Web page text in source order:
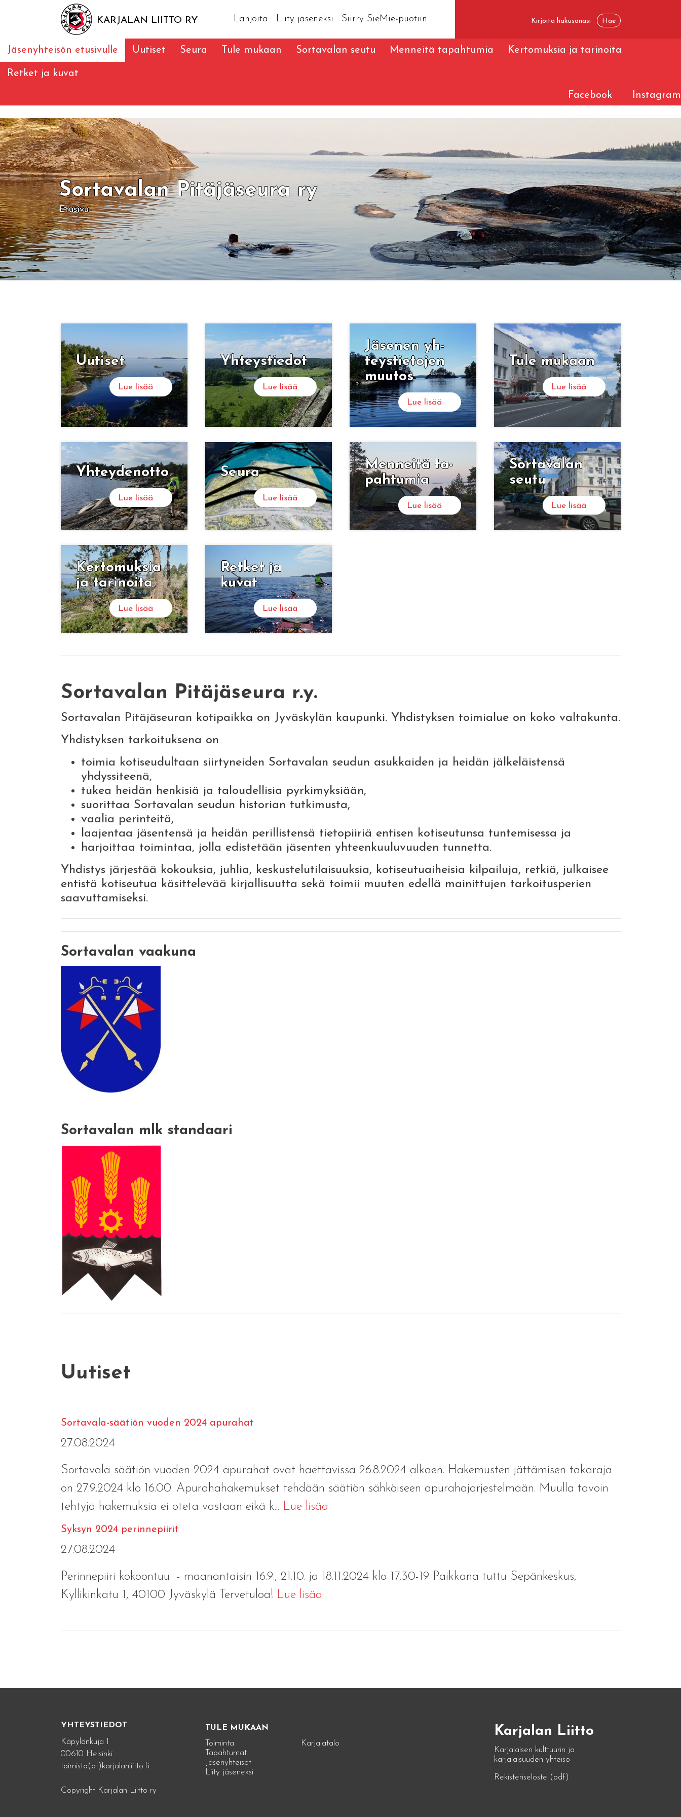
KARJALAN LIITTO RY Lahjoita Liity jäseneksi Siirry SieMie-puotiin
Jäsenyhteisön etusivulle Uutiset Seura Tule mukaan Sortavalan seutu Menneitä tapahtumia Kertomuksia ja tarinoita
Retket ja kuvat
Facebook Instagram
Sortavalan Pitäjäseura ry
Etusivu
Sortavalan Pitäjäseura ry
Tervetuloa Sortavalan seudun kauniisiin maisemiin ja
karjalaisten lämminhenkiseen joukkoon!
Lue lisää
Uu­ti­set
Lue lisää
Yh­teys­tie­dot
Lue lisää
Jä­se­nen yh­
teys­tie­to­jen
muu­tos
Lue lisää
Tule mu­kaan
Lue lisää
Yh­tey­den­ot­to
Lue lisää
Seura
Lue lisää
Men­nei­tä ta­
pah­tu­mia
Lue lisää
Sor­ta­va­lan
seutu
Lue lisää
Ker­to­muk­sia
ja ta­ri­noi­ta
Lue lisää
Ret­ket ja
kuvat
Lue lisää
Sortavalan Pitäjäseura r.y.
Sortavalan Pitäjäseuran kotipaikka on Jyväskylän kaupunki. Yhdistyksen toimialue on koko valtakunta.
Yhdistyksen tarkoituksena on
toimia kotiseudultaan siirtyneiden Sortavalan seudun asukkaiden ja heidän jälkeläistensä
yhdyssiteenä,
tukea heidän henkisiä ja taloudellisia pyrkimyksiään,
suorittaa Sortavalan seudun historian tutkimusta,
vaalia perinteitä,
laajentaa jäsentensä ja heidän perillistensä tietopiiriä entisen kotiseutunsa tuntemisessa ja
harjoittaa toimintaa, jolla edistetään jäsenten yhteenkuuluvuuden tunnetta.
Yhdistys järjestää kokouksia, juhlia, keskustelutilaisuuksia, kotiseutuaiheisia kilpailuja, retkiä, julkaisee
entistä kotiseutua käsittelevää kirjallisuutta sekä toimii muuten edellä mainittujen tarkoitusperien
saavuttamiseksi.
Sortavalan vaakuna
Sortavalan mlk standaari
Uutiset
Sortavala-säätiön vuoden 2024 apurahat
27.08.2024
Sortavala-säätiön vuoden 2024 apurahat ovat haettavissa 26.8.2024 alkaen. Hakemusten jättämisen takaraja
on 27.9.2024 klo 16.00. Apurahahakemukset tehdään säätiön sähköiseen apurahajärjestelmään. Muulla tavoin
tehtyjä hakemuksia ei oteta vastaan eikä k... Lue lisää
Syksyn 2024 perinnepiirit
27.08.2024
Perinnepiiri kokoontuu - maanantaisin 16.9., 21.10. ja 18.11.2024 klo 17.30-19 Paikkana tuttu Sepänkeskus,
Kyllikinkatu 1, 40100 Jyväskylä Tervetuloa! Lue lisää
YHTEYSTIEDOT
Käpylänkuja 1
00610 Helsinki
toimisto(at)karjalanliitto.fi
Copyright Karjalan Liitto ry
TULE MUKAAN
Toiminta
Tapahtumat
Jäsenyhteisöt
Liity jäseneksi
Karjalatalo
Karjalan Liitto
Karjalaisen kulttuurin ja
karjalaisuuden yhteisö
Rekisteriseloste (pdf)